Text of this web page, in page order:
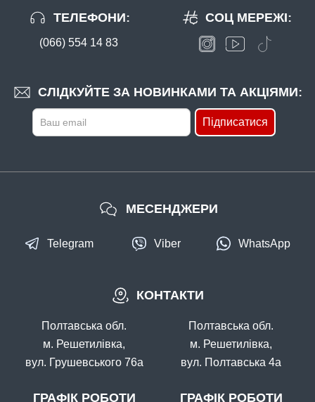
ТЕЛЕФОНИ:
(066) 554 14 83
СЛІДКУЙТЕ ЗА НОВИНКАМИ ТА АКЦІЯМИ:
Підписатися
СОЦ МЕРЕЖІ:
КОНТАКТИ
Полтавська обл.
м. Решетилівка,
вул. Грушевського 76а
ГРАФІК РОБОТИ
Полтавська обл.
м. Решетилівка,
вул. Полтавська 4а
ГРАФІК РОБОТИ
МЕСЕНДЖЕРИ
Telegram Viber WhatsApp